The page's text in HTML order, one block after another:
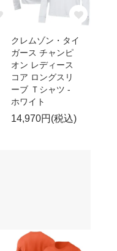
クレムゾン・タイ
ガース チャンピ
オン レディース
コア ロングスリ
ーブ Ｔシャツ -
ホワイト
14,970円(税込)